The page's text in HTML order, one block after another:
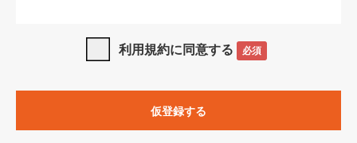
SHOEISHA iDプライバシーポリシー」及び「
サイト上でのデータの利用について（Cookieポリシー）
3. 本規約の内容と、前項に記載する定めその他当社が定め
利用規約に同意する 必須
仮登録する